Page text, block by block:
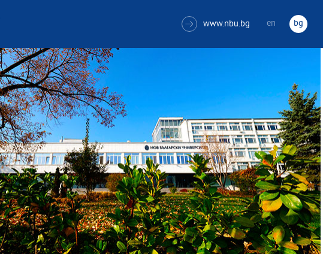
 www.nbu.bg en bg